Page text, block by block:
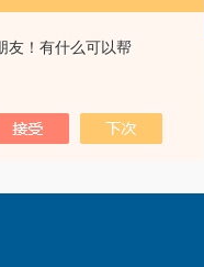
友！有什么可以帮
在冷链管理中的关键作用